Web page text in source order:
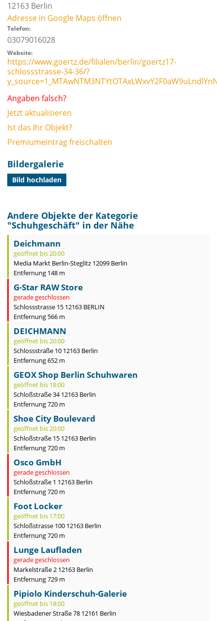
12163 Berlin
Adresse in Google Maps öffnen
Telefon:
03079016028
Website:
https://www.goertz.de/filialen/berlin/goertz17-
schlossstrasse-34-36/?
Angaben falsch?
Jetzt aktualisieren
Ist das Ihr Objekt?
Premiumeintrag freischalten
Bildergalerie
Bild hochladen
Andere Objekte der Kategorie
"Schuhgeschäft" in der Nähe
Deichmann
geöffnet bis 20:00
Media Markt Berlin-Steglitz 12099 Berlin
Entfernung 148 m
G-Star RAW Store
gerade geschlossen
Schlossstrasse 15 12163 BERLIN
Entfernung 566 m
DEICHMANN
geöffnet bis 20:00
Schlossstraße 10 12163 Berlin
Entfernung 652 m
GEOX Shop Berlin Schuhwaren
geöffnet bis 18:00
Schloßstraße 34 12163 Berlin
Entfernung 720 m
Shoe City Boulevard
geöffnet bis 20:00
Schloßstraße 15 12163 Berlin
Entfernung 720 m
Osco GmbH
gerade geschlossen
Schloßstraße 1 12163 Berlin
Entfernung 720 m
Foot Locker
geöffnet bis 17:00
Schloßstrasse 100 12163 Berlin
Entfernung 720 m
Lunge Laufladen
gerade geschlossen
Markelstraße 2 12163 Berlin
Entfernung 729 m
Pipiolo Kinderschuh-Galerie
geöffnet bis 18:00
Wiesbadener Straße 78 12161 Berlin